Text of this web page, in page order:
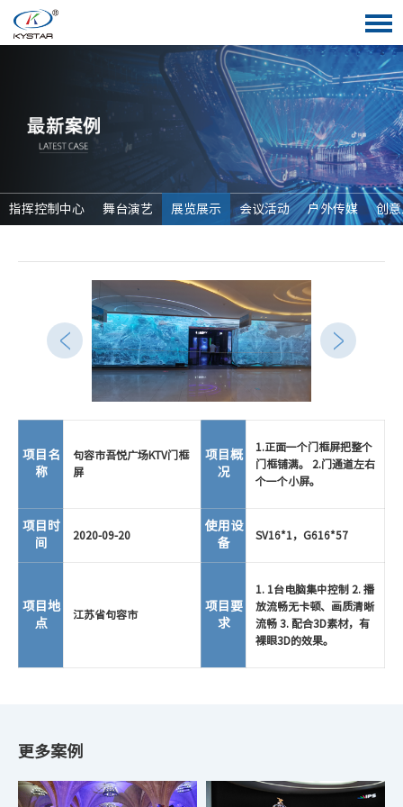
指挥控制中心 舞台演艺 展览展示 会议活动 户外传媒 创
项目名
称
句容市吾悦广场KTV门框
屏
项目概
况
1.正面一个门框屏把整个
门框铺满。 2.门通道左右
个一个小屏。
项目时
间
2020-09-20
使用设
备
SV16*1，G616*57
项目地
点
江苏省句容市
项目要
求
1. 1台电脑集中控制 2. 播
放流畅无卡顿、画质清晰
流畅 3. 配合3D素材，有
裸眼3D的效果。
更多案例